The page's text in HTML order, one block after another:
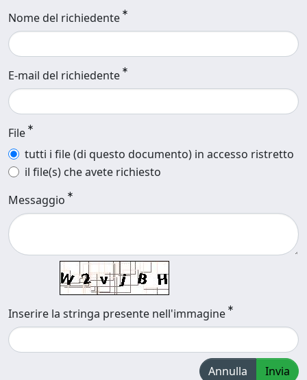
Nome del richiedente
E-mail del richiedente
File
tutti i file (di questo documento) in accesso ristretto
il file(s) che avete richiesto
Messaggio
Inserire la stringa presente nell'immagine
Annulla Invia